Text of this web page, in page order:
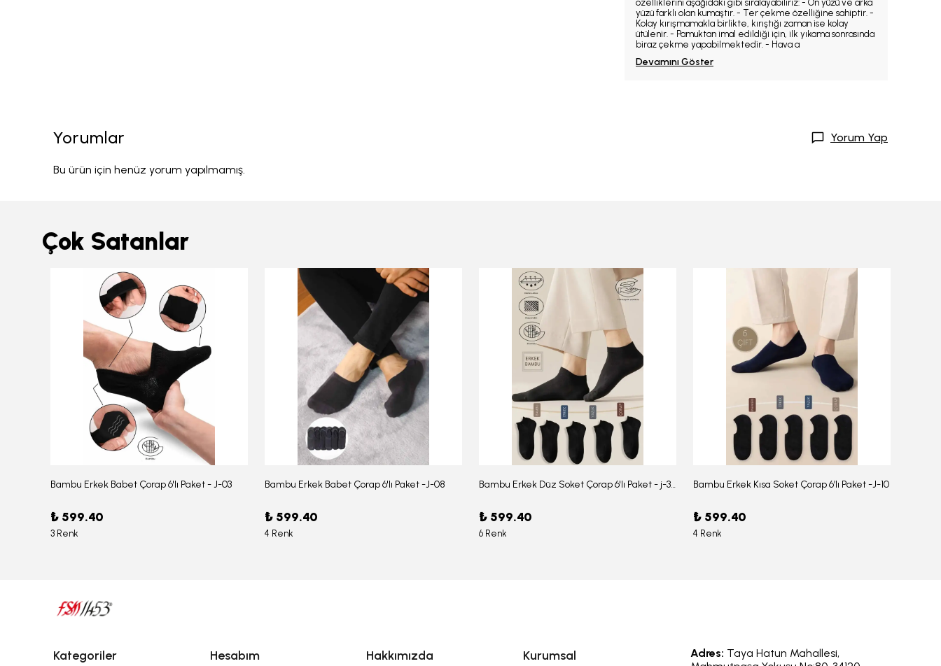
özelliklerini aşağıdaki gibi sıralayabiliriz: - Ön yüzü ve arka
yüzü farklı olan kumaştır. - Ter çekme özelliğine sahiptir. -
Kolay kırışmamakla birlikte, kırıştığı zaman ise kolay
ütülenir. - Pamuktan imal edildiği için, ilk yıkama sonrasında
biraz çekme yapabilmektedir. - Hava a
Devamını Göster
Yorumlar Yorum Yap
Bu ürün için henüz yorum yapılmamış.
Çok Satanlar
Bambu Erkek Babet Çorap 6'lı Paket - J-03
₺ 599.40
3 Renk
Bambu Erkek Babet Çorap 6'lı Paket -J-08
₺ 599.40
4 Renk
Bambu Erkek Düz Soket Çorap 6'lı Paket - j-354
₺ 599.40
6 Renk
Bambu Erkek Kısa Soket Çorap 6’lı Paket -J-10
₺ 599.40
4 Renk
Kategoriler Hesabım Hakkımızda Kurumsal Adres: Taya Hatun Mahallesi,